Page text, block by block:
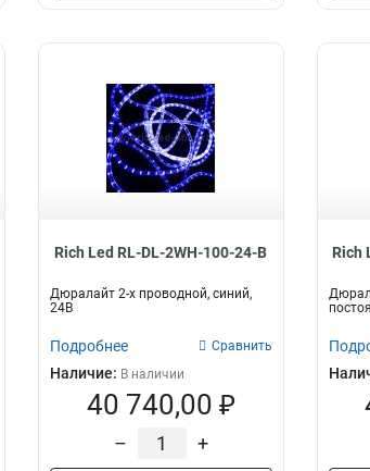
Rich Led RL-DL-2WH-100-24-B
Дюралайт 2-х проводной, синий,
24В
Подробнее Сравнить
Наличие: В наличии
40 740,00 ₽
– +
Rich